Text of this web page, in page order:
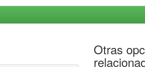
Otras